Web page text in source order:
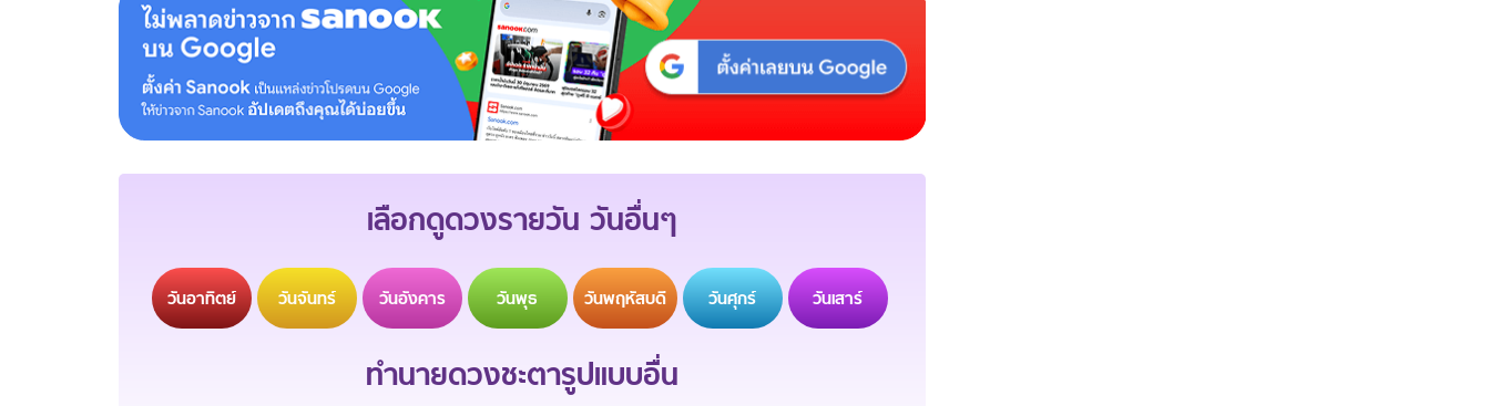
เลือกดูดวงรายวัน วันอื่นๆ
วันอาทิตย์ วันจันทร์ วันอังคาร วันพุธ วันพฤหัสบดี วันศุกร์ วันเสาร์
ทำนายดวงชะตารูปแบบอื่น